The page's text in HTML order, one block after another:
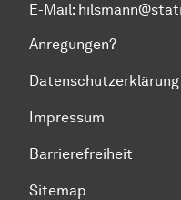
E-Mail:
Anregungen?
Datenschutzerklärung
Impressum
Barrierefreiheit
Sitemap